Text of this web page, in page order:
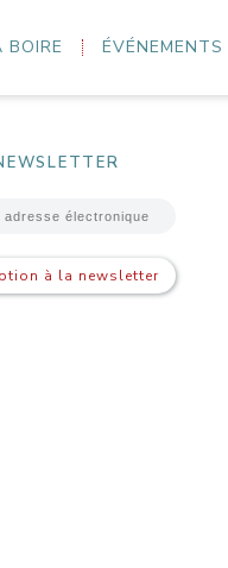
BOIRE ÉVÉNEMENTS
sans oublier les
à la newsletter